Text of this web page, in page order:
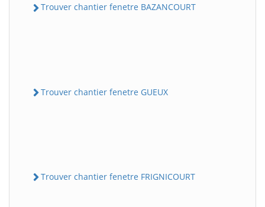
Trouver chantier fenetre BAZANCOURT
Trouver chantier fenetre GUEUX
Trouver chantier fenetre FRIGNICOURT